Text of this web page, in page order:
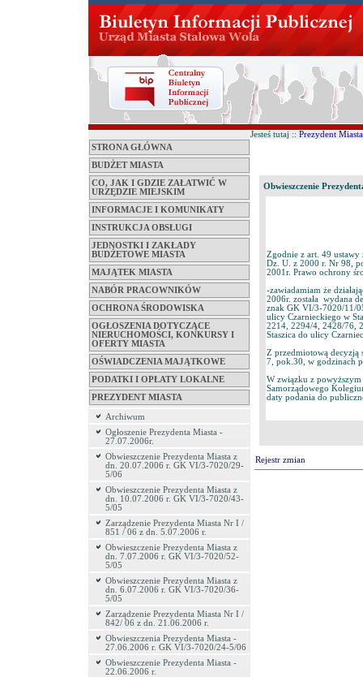
STRONA GŁÓWNA
BUDŻET MIASTA
CO, JAK I GDZIE ZAŁATWIĆ W
URZĘDZIE MIEJSKIM
INFORMACJE I KOMUNIKATY
INSTRUKCJA OBSŁUGI
JEDNOSTKI I ZAKŁADY
BUDŻETOWE MIASTA
MAJĄTEK MIASTA
NABÓR PRACOWNIKÓW
OCHRONA ŚRODOWISKA
OGŁOSZENIA DOTYCZĄCE
NIERUCHOMOŚCI, KONKURSY I
OFERTY MIASTA
OŚWIADCZENIA MAJĄTKOWE
PODATKI I OPŁATY LOKALNE
PREZYDENT MIASTA
Archiwum
Ogłoszenie Prezydenta Miasta -
27.07.2006r.
Obwieszczenie Prezydenta Miasta z
dn. 20.07.2006 r. GK VI/3-7020/29-
5/06
Obwieszczenie Prezydenta Miasta z
dn. 10.07.2006 r. GK VI/3-7020/43-
5/05
Zarządzenie Prezydenta Miasta Nr I /
851 / 06 z dn. 5.07.2006 r.
Obwieszczenie Prezydenta Miasta z
dn. 7.07.2006 r. GK VI/3-7020/52-
5/05
Obwieszczenie Prezydenta Miasta z
dn. 6.07.2006 r. GK VI/3-7020/36-
5/05
Zarządzenie Prezydenta Miasta Nr I /
842/ 06 z dn. 21.06.2006 r.
Obwieszczenia Prezydenta Miasta -
27.06.2006 r. GK VI/3-7020/24-5/06
Obwieszczenie Prezydenta Miasta -
22.06.2006 r.
Jesteś tutaj :: Prezydent Miasta
Obwieszczenie
Zgodnie z art. 49 ustawy
Dz. U. z 2000 r. Nr 98,
2001r. Prawo ochrony
-zawiadamiam że
2006r. została wydana
znak GK VI/3-7020/11/
ulicy Czarnieckiego w
2214, 2294/4, 2428/76,
Staszica do ulicy
Z przedmiotową decyzją
7, pok.30, w godzinach
W związku z
Samorządowego
daty podania do
Rejestr zmian